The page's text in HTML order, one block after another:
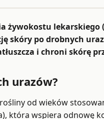
żywokostu
skóry po drobnych
i chroni skórę
urazów?
od wieków
która wspiera odnowę